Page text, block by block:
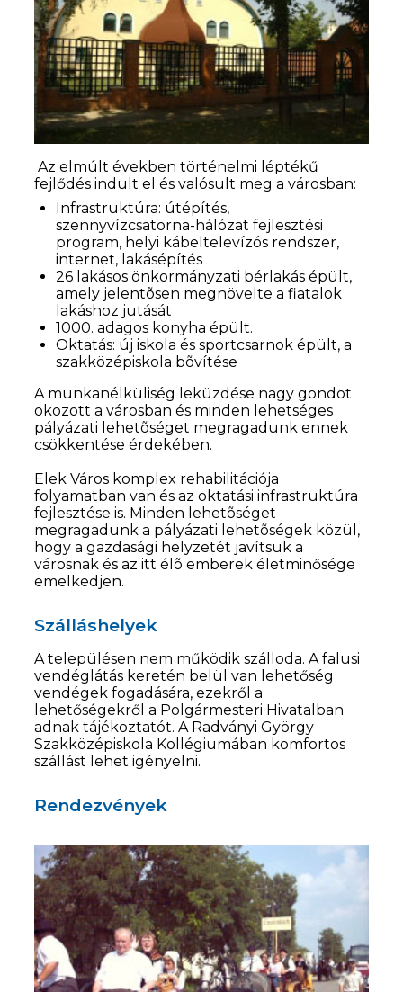
Az elmúlt években történelmi léptékű
fejlődés indult el és valósult meg a városban:
Infrastruktúra: útépítés,
szennyvízcsatorna-hálózat fejlesztési
program, helyi kábeltelevízós rendszer,
internet, lakásépítés
26 lakásos önkormányzati bérlakás épült,
amely jelentõsen megnövelte a fiatalok
lakáshoz jutását
1000. adagos konyha épült.
Oktatás: új iskola és sportcsarnok épült, a
szakközépiskola bõvítése
A munkanélküliség leküzdése nagy gondot
okozott a városban és minden lehetséges
pályázati lehetõséget megragadunk ennek
csökkentése érdekében.
Elek Város komplex rehabilitációja
folyamatban van és az oktatási infrastruktúra
fejlesztése is. Minden lehetõséget
megragadunk a pályázati lehetõségek közül,
hogy a gazdasági helyzetét javítsuk a
városnak és az itt élõ emberek életminősége
emelkedjen.
Szálláshelyek
A településen nem működik szálloda. A falusi
vendéglátás keretén belül van lehetőség
vendégek fogadására, ezekről a
lehetőségekről a Polgármesteri Hivatalban
adnak tájékoztatót. A Radványi György
Szakközépiskola Kollégiumában komfortos
szállást lehet igényelni.
Rendezvények